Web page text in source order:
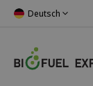
Deutsch